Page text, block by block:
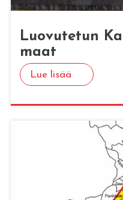
Luo­vu­te­tun
maat
Lue lisää